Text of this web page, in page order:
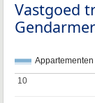
Vastgoed
Appartementen
10
10